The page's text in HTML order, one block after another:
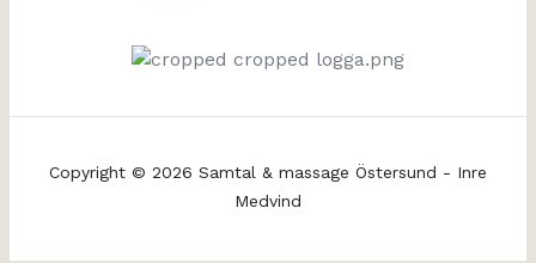
Copyright © 2026 Samtal & massage Östersund - Inre
Medvind